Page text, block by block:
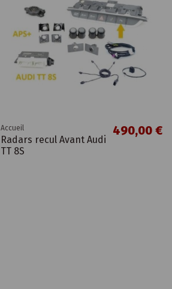
Accueil
Radars recul Avant Audi
TT 8S
490,00 €